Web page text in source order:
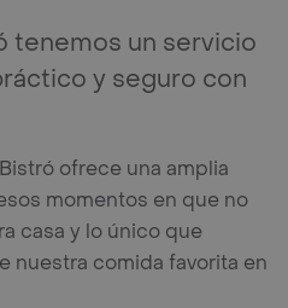
tenemos un servicio
y seguro con
ofrece una amplia
momentos en que no
casa y lo único que
nuestra comida favorita en